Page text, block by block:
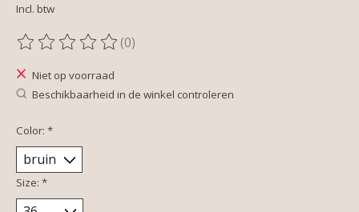
Incl. btw
De beoordeling van dit product is
(0)
Niet op voorraad
Beschikbaarheid in de winkel controleren
Color: *
Size: *